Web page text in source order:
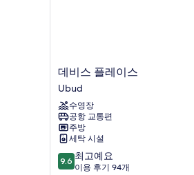
데
비
스
플
레
이
스
Ubud
데비스 플레이스
Ubud
수영장
공항 교통편
주방
세탁 시설
10
점
9.6 최고예요
이용 후기 94개